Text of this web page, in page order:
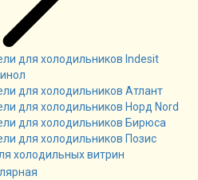
для холодильников Indesit
для холодильников Атлант
для холодильников Норд Nord
для холодильников Бирюса
для холодильников Позис
холодильных витрин